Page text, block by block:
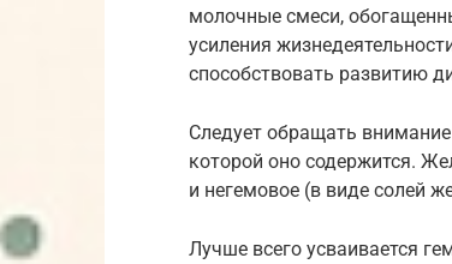
молочные смеси,
усиления
способствовать развитию
Следует обращать
которой оно содержится.
и негемовое (в виде солей
Лучше всего усваивается